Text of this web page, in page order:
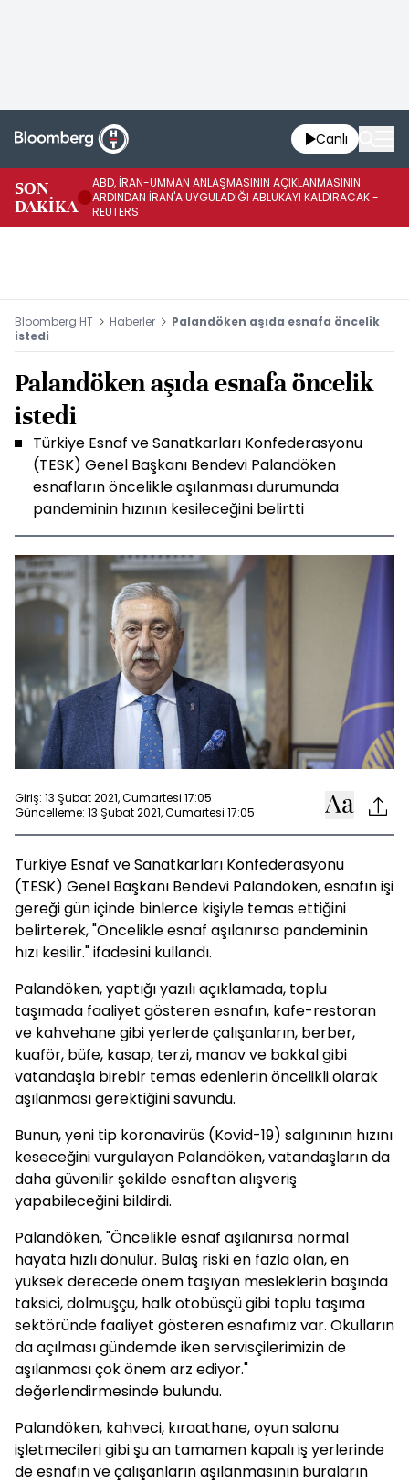
Canlı
SON
DAKİKA
ABD, İRAN-UMMAN ANLAŞMASININ AÇIKLANMASININ
ARDINDAN İRAN'A UYGULADIĞI ABLUKAYI KALDIRACAK -
REUTERS
Bloomberg HT Haberler
Palandöken aşıda esnafa öncelik
istedi
Palandöken aşıda esnafa öncelik
istedi
Türkiye Esnaf ve Sanatkarları Konfederasyonu
(TESK) Genel Başkanı Bendevi Palandöken
esnafların öncelikle aşılanması durumunda
pandeminin hızının kesileceğini belirtti
Giriş: 13 Şubat 2021, Cumartesi 17:05
Güncelleme: 13 Şubat 2021, Cumartesi 17:05
Türkiye Esnaf ve Sanatkarları Konfederasyonu
(TESK) Genel Başkanı Bendevi Palandöken, esnafın işi
gereği gün içinde binlerce kişiyle temas ettiğini
belirterek, "Öncelikle esnaf aşılanırsa pandeminin
hızı kesilir." ifadesini kullandı.
Palandöken, yaptığı yazılı açıklamada, toplu
taşımada faaliyet gösteren esnafın, kafe-restoran
ve kahvehane gibi yerlerde çalışanların, berber,
kuaför, büfe, kasap, terzi, manav ve bakkal gibi
vatandaşla birebir temas edenlerin öncelikli olarak
aşılanması gerektiğini savundu.
Bunun, yeni tip koronavirüs (Kovid-19) salgınının hızını
keseceğini vurgulayan Palandöken, vatandaşların da
daha güvenilir şekilde esnaftan alışveriş
yapabileceğini bildirdi.
Palandöken, "Öncelikle esnaf aşılanırsa normal
hayata hızlı dönülür. Bulaş riski en fazla olan, en
yüksek derecede önem taşıyan mesleklerin başında
taksici, dolmuşçu, halk otobüsçü gibi toplu taşıma
sektöründe faaliyet gösteren esnafımız var. Okulların
da açılması gündemde iken servisçilerimizin de
aşılanması çok önem arz ediyor."
değerlendirmesinde bulundu.
Palandöken, kahveci, kıraathane, oyun salonu
işletmecileri gibi şu an tamamen kapalı iş yerlerinde
de esnafın ve çalışanların aşılanmasının buraların